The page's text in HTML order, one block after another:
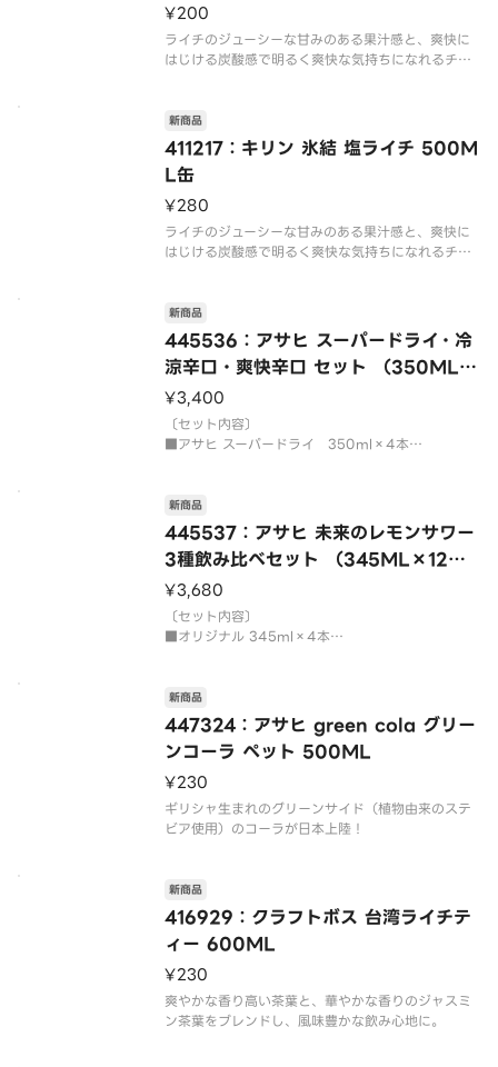
¥200
ライチのジューシーな甘みのある果汁感と、爽快に
はじける炭酸感で明るく爽快な気持ちになれるチュ
411217：キリン 氷結 塩ライチ 500M
L缶
新商品
¥280
ライチのジューシーな甘みのある果汁感と、爽快に
はじける炭酸感で明るく爽快な気持ちになれるチュ
445536：アサヒ スーパードライ・冷
涼辛口・爽快辛口 セット （350ML×
12本）
新商品
¥3,400
〔セット内容〕
■アサヒ スーパードライ 350ml×4本
キレ味さえる、いわば辛口ビールです。
■アサヒ スーパードライ 冷涼辛口 350ml×4本
「冷涼感際立つ、新感覚のスーパー
445537：アサヒ 未来のレモンサワー
3種飲み比べセット （345ML×12
本）
新商品
¥3,680
〔セット内容〕
■オリジナル 345ml×4本
■濃いめ 345ml×4本
オリジナルより濃いアルコール度数に合わせて、レ
モンの味わい・香り・甘みをベストバランスに調整
447324：アサヒ green cola グリー
ンコーラ ペット 500ML
新商品
¥230
ギリシャ生まれのグリーンサイド（植物由来のステ
416929：クラフトボス 台湾ライチテ
ィー 600ML
新商品
¥230
爽やかな香り高い茶葉と、華やかな香りのジャスミ